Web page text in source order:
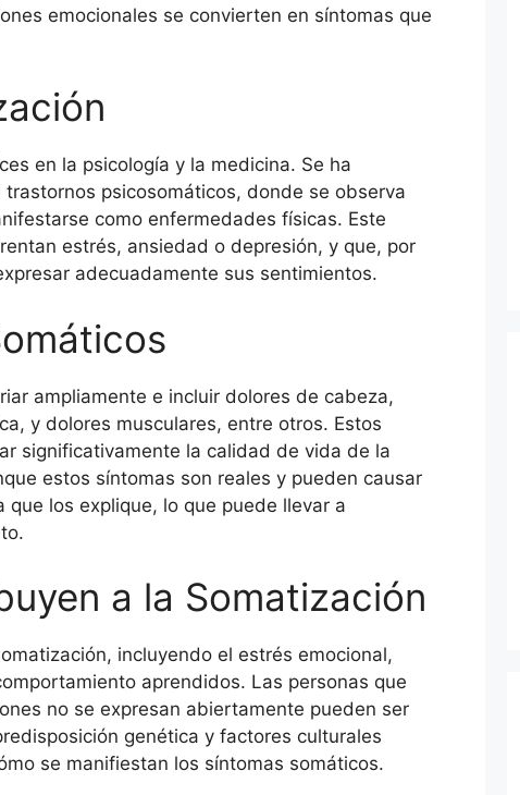
emocionales se convierten en síntomas que
en la psicología y la medicina. Se ha
psicosomáticos, donde se observa
como enfermedades físicas. Este
estrés, ansiedad o depresión, y que, por
adecuadamente sus sentimientos.
ampliamente e incluir dolores de cabeza,
y dolores musculares, entre otros. Estos
significativamente la calidad de vida de la
estos síntomas son reales y pueden causar
los explique, lo que puede llevar a
a la Somatización
incluyendo el estrés emocional,
aprendidos. Las personas que
no se expresan abiertamente pueden ser
genética y factores culturales
se manifiestan los síntomas somáticos.